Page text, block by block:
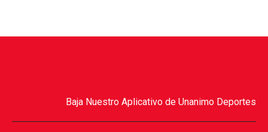
Baja Nuestro Aplicativo de Unanimo Deportes